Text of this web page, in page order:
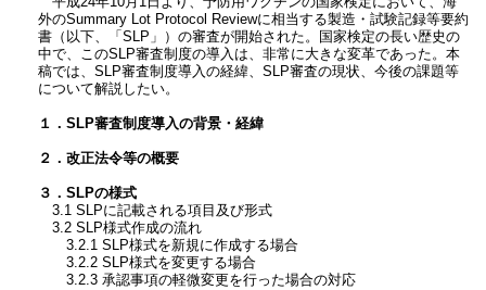
外のSummary Lot Protocol Reviewに相当する製造・試験記録等要約
書（以下、「SLP」）の審査が開始された。国家検定の長い歴史の
中で、このSLP審査制度の導入は、非常に大きな変革であった。本
稿では、SLP審査制度導入の経緯、SLP審査の現状、今後の課題等
について解説したい。
１．SLP審査制度導入の背景・経緯
２．改正法令等の概要
３．SLPの様式
3.1 SLPに記載される項目及び形式
3.2 SLP様式作成の流れ
3.2.1 SLP様式を新規に作成する場合
3.2.2 SLP様式を変更する場合
3.2.3 承認事項の軽微変更を行った場合の対応